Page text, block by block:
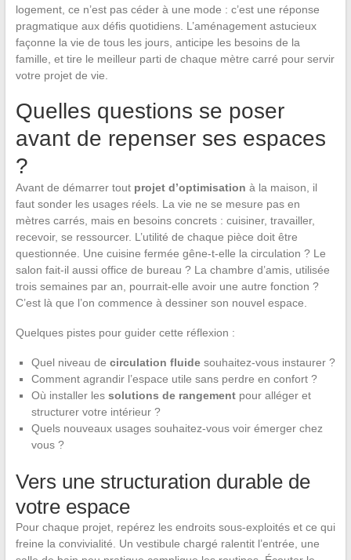
logement, ce n’est pas céder à une mode : c’est une réponse
pragmatique aux défis quotidiens. L’aménagement astucieux
façonne la vie de tous les jours, anticipe les besoins de la
famille, et tire le meilleur parti de chaque mètre carré pour servir
votre projet de vie.
Quelles questions se poser
avant de repenser ses espaces
?
Avant de démarrer tout projet d’optimisation à la maison, il
faut sonder les usages réels. La vie ne se mesure pas en
mètres carrés, mais en besoins concrets : cuisiner, travailler,
recevoir, se ressourcer. L’utilité de chaque pièce doit être
questionnée. Une cuisine fermée gêne-t-elle la circulation ? Le
salon fait-il aussi office de bureau ? La chambre d’amis, utilisée
trois semaines par an, pourrait-elle avoir une autre fonction ?
C’est là que l’on commence à dessiner son nouvel espace.
Quelques pistes pour guider cette réflexion :
Quel niveau de circulation fluidesouhaitez-vous instaurer ?
Comment agrandir l’espace utile sans perdre en confort ?
Où installer les solutions de rangementpour alléger et
structurer votre intérieur ?
Quels nouveaux usages souhaitez-vous voir émerger chez
vous ?
Vers une structuration durable de
votre espace
Pour chaque projet, repérez les endroits sous-exploités et ce qui
freine la convivialité. Un vestibule chargé ralentit l’entrée, une